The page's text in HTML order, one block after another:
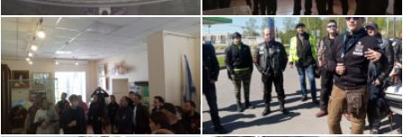
в 17.30
Финиш на парковке ТЦ "Гарден Сити" примерно в
18.30